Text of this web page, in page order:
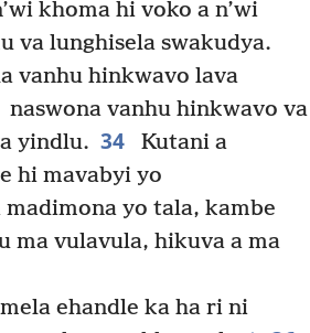
khoma hi voko a n’wi
va lunghisela swakudya.
vanhu hinkwavo lava
naswona vanhu hinkwavo va
yindlu. 34
Kutani a
hi mavabyi yo
yo tala, kambe
ma vulavula, hikuva a ma
ehandle ka ha ri ni